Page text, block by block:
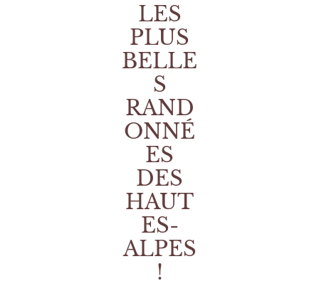
LES
PLUS
BELLE
S
RAND
ONNÉ
ES
DES
HAUT
ES-
ALPES
!